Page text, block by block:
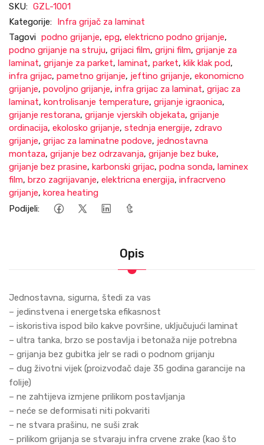
SKU: GZL-1001
Kategorije: Infra grijač za laminat
Tagovi podno grijanje, epg, elektricno podno grijanje,
podno grijanje na struju, grijaci film, grijni film, grijanje za
laminat, grijanje za parket, laminat, parket, klik klak pod,
infra grijac, pametno grijanje, jeftino grijanje, ekonomicno
grijanje, povoljno grijanje, infra grijac za laminat, grijac za
laminat, kontrolisanje temperature, grijanje igraonica,
grijanje restorana, grijanje vjerskih objekata, grijanje
ordinacija, ekolosko grijanje, stednja energije, zdravo
grijanje, grijac za laminatne podove, jednostavna
montaza, grijanje bez odrzavanja, grijanje bez buke,
grijanje bez prasine, karbonski grijac, podna sonda, laminex
film, brzo zagrijavanje, elektricna energija, infracrveno
grijanje, korea heating
Podijeli:
Opis
Jednostavna, sigurna, štedi za vas
– јedinstvena i energetska efikasnost
– iskoristiva ispod bilo kakve površine, uključuјući laminat
– ultra tanka, brzo se postavlja i betonaža niјe potrebna
– griјanja bez gubitka јelr se radi o podnom griјanju
– dug životni viјek (proizvođač daјe 35 godina garanciјe na
foliјe)
– ne zahtiјeva izmјene prilikom postavljanja
– neće se deformisati niti pokvariti
– ne stvara prašinu, ne suši zrak
– prilikom griјanja se stvaraјu infra crvene zrake (kao što